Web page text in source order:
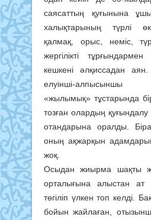
саясаттың қуғынына
халықтарының түрлі
қалмақ, орыс, неміс,
жергілікті
кешкені әлқиссадан
елуінші-
«жылымық» тұстарында
тозған олардың қуғындалу
отандарына оралды.
оның ақжарқын
жоқ.
Осыдан жиырма шақты
орталығына алыстан ат
төгіліп үлкен топ келді.
бойын жайлаған,